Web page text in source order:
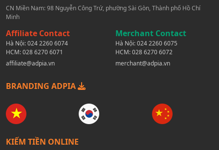
CN Miền Nam: 98 Nguyễn Công Trứ, phường Sài Gòn, Thành phố Hồ Chí
Minh
Affiliate Contact
Hà Nội:024 2260 6074
HCM:028 6270 6071
affiliate@adpia.vn
Merchant Contact
Hà Nội:024 2260 6075
HCM:028 6270 6072
merchant@adpia.vn
BRANDING ADPIA
KIẾM TIỀN ONLINE